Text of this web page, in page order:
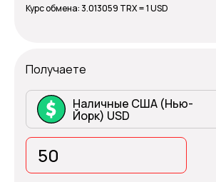
Курс обмена:3.013059 TRX = 1 USD
Получаете
Наличные США (Нью-
Йорк) USD